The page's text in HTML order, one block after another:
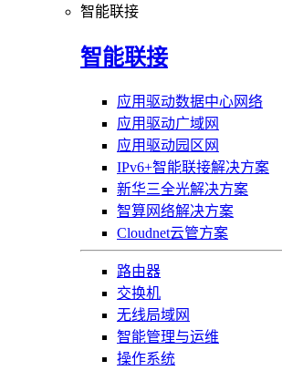
智能联接
智能联接
应用驱动数据中心网络
应用驱动广域网
应用驱动园区网
IPv6+智能联接解决方案
新华三全光解决方案
智算网络解决方案
Cloudnet云管方案
路由器
交换机
无线局域网
智能管理与运维
操作系统